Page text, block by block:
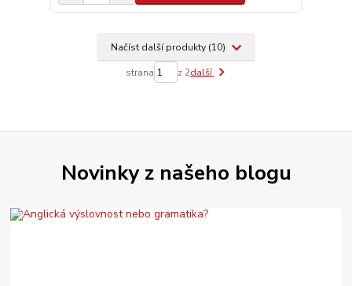
Načíst další produkty (10)
strana z 2další
Novinky z našeho blogu